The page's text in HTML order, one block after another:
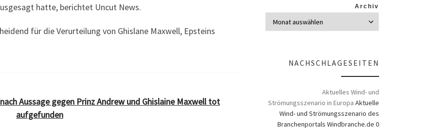
hatte, berichtet Uncut News.
für die Verurteilung von Ghislane Maxwell, Epsteins
Aussage gegen Prinz Andrew und Ghislaine Maxwell tot
aufgefunden
Archiv
NACHSCHLAGESEITEN
Aktuelles Wind- und
Strömungsszenario in Europa Aktuelle
Wind- und Strömungsszenario des
Branchenportals Windbranche.de 0